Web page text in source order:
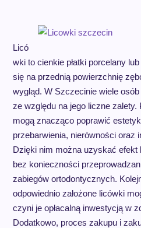
Licó
wki to cienkie płatki porcelany
się na przednią powierzchnię
wygląd. W Szczecinie wiele
ze względu na jego liczne
mogą znacząco poprawić
przebarwienia, nierówności oraz
Dzięki nim można uzyskać efekt
bez konieczności
zabiegów ortodontycznych.
odpowiednio założone licówki
czyni je opłacalną inwestycją w
Dodatkowo, proces zakupu i